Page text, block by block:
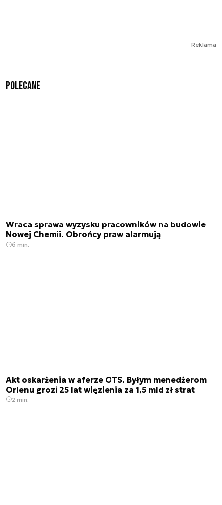
Reklama
Polecane
Wraca sprawa wyzysku pracowników na budowie
Nowej Chemii. Obrońcy praw alarmują
6 min.
Akt oskarżenia w aferze OTS. Byłym menedżerom
Orlenu grozi 25 lat więzienia za 1,5 mld zł strat
2 min.